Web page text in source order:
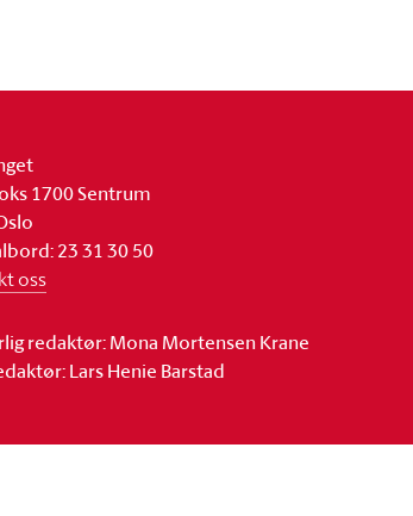
1700 Sentrum
23 31 30 50
oss
redaktør: Mona Mortensen Krane
Lars Henie Barstad